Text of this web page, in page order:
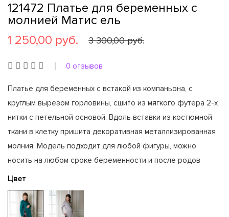
121472 Платье для беременных с
молнией Матис ель
1 250,00 руб.
3 300,00 руб.
0 отзывов
Платье для беременных с встакой из компаньона, с
круглым вырезом горловины, сшито из мягкого футера 2-х
нитки с петельной основой. Вдоль вставки из костюмной
ткани в клетку пришита декоративная металлизированная
молния. Модель подходит для любой фигуры, можно
носить на любом сроке беременности и после родов
Цвет